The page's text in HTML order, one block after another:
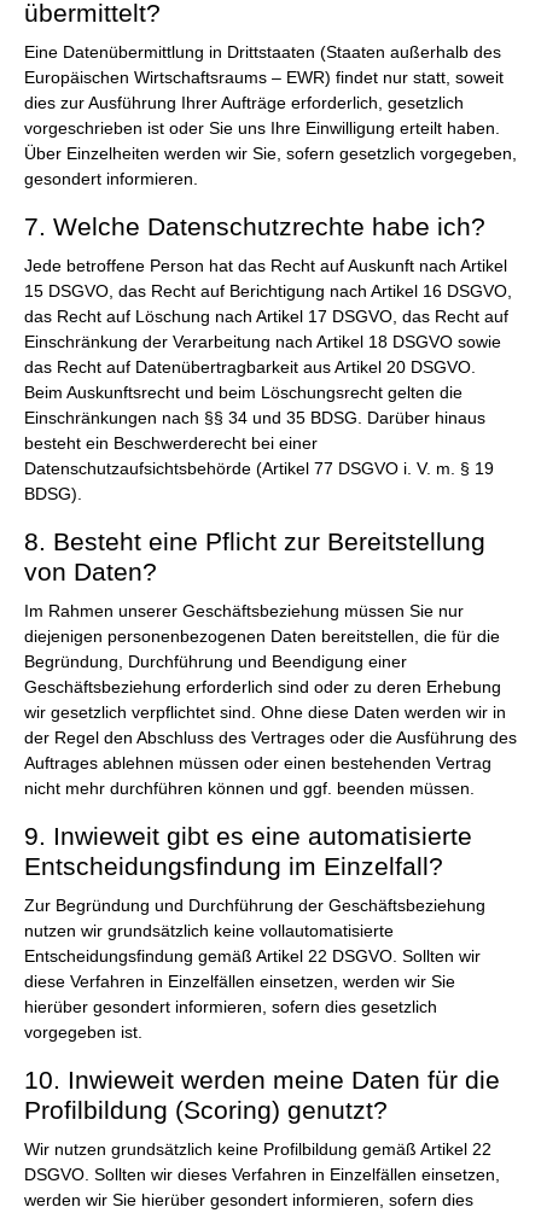
übermittelt?
Eine Datenübermittlung in Drittstaaten (Staaten außerhalb des
Europäischen Wirtschaftsraums – EWR) findet nur statt, soweit
dies zur Ausführung Ihrer Aufträge erforderlich, gesetzlich
vorgeschrieben ist oder Sie uns Ihre Einwilligung erteilt haben.
Über Einzelheiten werden wir Sie, sofern gesetzlich vorgegeben,
gesondert informieren.
7. Welche Datenschutzrechte habe ich?
Jede betroffene Person hat das Recht auf Auskunft nach Artikel
15 DSGVO, das Recht auf Berichtigung nach Artikel 16 DSGVO,
das Recht auf Löschung nach Artikel 17 DSGVO, das Recht auf
Einschränkung der Verarbeitung nach Artikel 18 DSGVO sowie
das Recht auf Datenübertragbarkeit aus Artikel 20 DSGVO.
Beim Auskunftsrecht und beim Löschungsrecht gelten die
Einschränkungen nach §§ 34 und 35 BDSG. Darüber hinaus
besteht ein Beschwerderecht bei einer
Datenschutzaufsichtsbehörde (Artikel 77 DSGVO i. V. m. § 19
BDSG).
8. Besteht eine Pflicht zur Bereitstellung
von Daten?
Im Rahmen unserer Geschäftsbeziehung müssen Sie nur
diejenigen personenbezogenen Daten bereitstellen, die für die
Begründung, Durchführung und Beendigung einer
Geschäftsbeziehung erforderlich sind oder zu deren Erhebung
wir gesetzlich verpflichtet sind. Ohne diese Daten werden wir in
der Regel den Abschluss des Vertrages oder die Ausführung des
Auftrages ablehnen müssen oder einen bestehenden Vertrag
nicht mehr durchführen können und ggf. beenden müssen.
9. Inwieweit gibt es eine automatisierte
Entscheidungsfindung im Einzelfall?
Zur Begründung und Durchführung der Geschäftsbeziehung
nutzen wir grundsätzlich keine vollautomatisierte
Entscheidungsfindung gemäß Artikel 22 DSGVO. Sollten wir
diese Verfahren in Einzelfällen einsetzen, werden wir Sie
hierüber gesondert informieren, sofern dies gesetzlich
vorgegeben ist.
10. Inwieweit werden meine Daten für die
Profilbildung (Scoring) genutzt?
Wir nutzen grundsätzlich keine Profilbildung gemäß Artikel 22
DSGVO. Sollten wir dieses Verfahren in Einzelfällen einsetzen,
werden wir Sie hierüber gesondert informieren, sofern dies